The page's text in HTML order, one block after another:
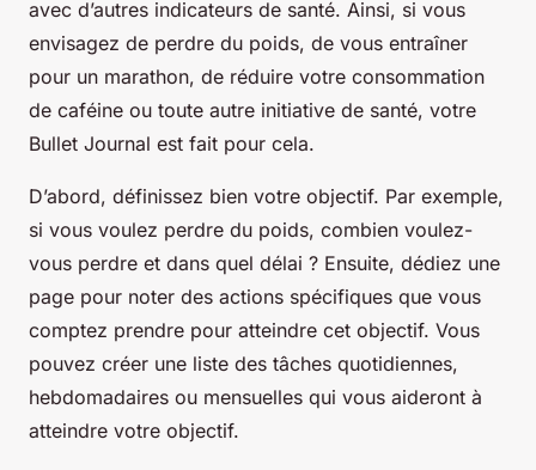
avec d’autres indicateurs de santé. Ainsi, si vous
envisagez de perdre du poids, de vous entraîner
pour un marathon, de réduire votre consommation
de caféine ou toute autre initiative de santé, votre
Bullet Journal est fait pour cela.
D’abord, définissez bien votre objectif. Par exemple,
si vous voulez perdre du poids, combien voulez-
vous perdre et dans quel délai ? Ensuite, dédiez une
page pour noter des actions spécifiques que vous
comptez prendre pour atteindre cet objectif. Vous
pouvez créer une liste des tâches quotidiennes,
hebdomadaires ou mensuelles qui vous aideront à
atteindre votre objectif.